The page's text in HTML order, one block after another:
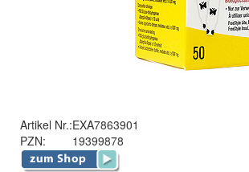
Artikel Nr.:EXA7863901
PZN:
19399878